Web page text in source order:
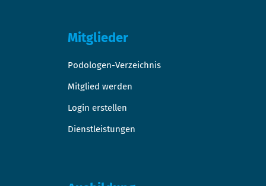
Mitglieder
Podologen-Verzeichnis
Mitglied werden
Login erstellen
Dienstleistungen